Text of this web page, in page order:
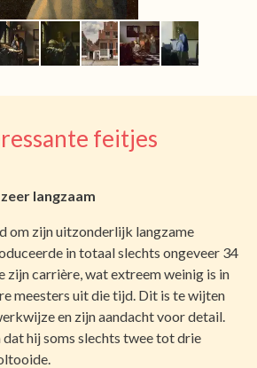
feitjes
langzaam
om zijn uitzonderlijk langzame
in totaal slechts ongeveer 34
zijn carrière, wat extreem weinig is in
meesters uit die tijd. Dit is te wijten
en zijn aandacht voor detail.
hij soms slechts twee tot drie